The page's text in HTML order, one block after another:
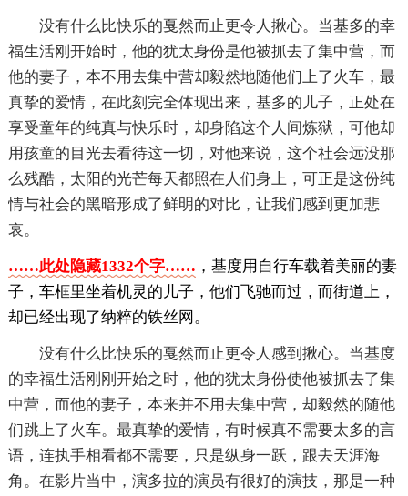
没有什么比快乐的戛然而止更令人揪心。当基多的幸
福生活刚开始时，他的犹太身份是他被抓去了集中营，而
他的妻子，本不用去集中营却毅然地随他们上了火车，最
真挚的爱情，在此刻完全体现出来，基多的儿子，正处在
享受童年的纯真与快乐时，却身陷这个人间炼狱，可他却
用孩童的目光去看待这一切，对他来说，这个社会远没那
么残酷，太阳的光芒每天都照在人们身上，可正是这份纯
情与社会的黑暗形成了鲜明的对比，让我们感到更加悲
哀。
……此处隐藏1332个字…… ，基度用自行车载着美丽的妻
子，车框里坐着机灵的儿子，他们飞驰而过，而街道上，
却已经出现了纳粹的铁丝网。
没有什么比快乐的戛然而止更令人感到揪心。当基度
的幸福生活刚刚开始之时，他的犹太身份使他被抓去了集
中营，而他的妻子，本来并不用去集中营，却毅然的随他
们跳上了火车。最真挚的爱情，有时候真不需要太多的言
语，连执手相看都不需要，只是纵身一跃，跟去天涯海
角。在影片当中，演多拉的演员有很好的演技，那是一种